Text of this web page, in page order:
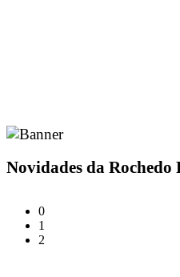
Novidades da Rochedo
0
1
2